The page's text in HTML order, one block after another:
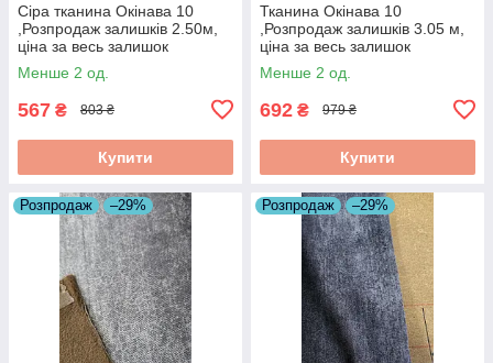
Сіра тканина Окінава 10
,Розпродаж залишків 2.50м,
ціна за весь залишок
Менше 2 од.
567 ₴ 803 ₴
Купити
Тканина Окінава 10
,Розпродаж залишків 3.05 м,
ціна за весь залишок
Менше 2 од.
692 ₴ 979 ₴
Купити
Розпродаж –29% Розпродаж –29%